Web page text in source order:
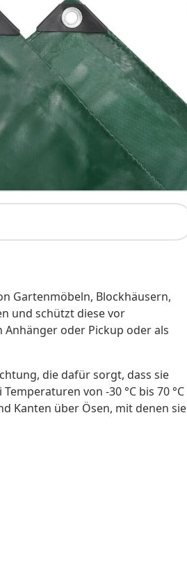
Gartenmöbeln, Blockhäusern,
und schützt diese vor
oder Pickup oder als
die dafür sorgt, dass sie
von -30 °C bis 70 °C
Kanten über Ösen, mit denen sie